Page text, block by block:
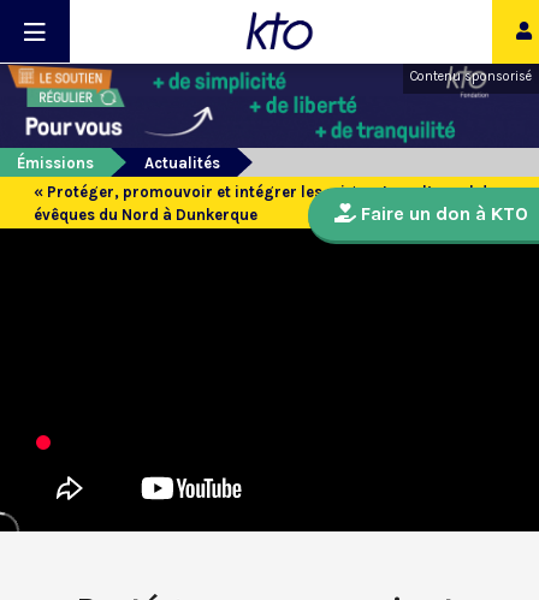
Contenu sponsorisé
Émissions
Actualités
« Protéger, promouvoir et intégrer les migrants » : l’appel des
évêques du Nord à Dunkerque
Faire un don à KTO